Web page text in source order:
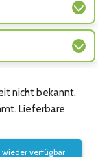
nicht bekannt,
Lieferbare
verfügbar